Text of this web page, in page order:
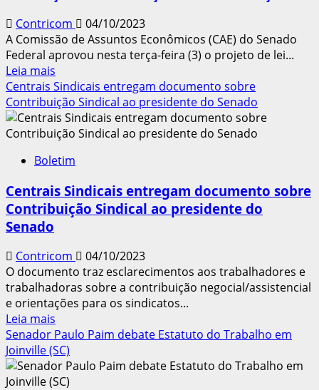
1,5%
acima
da
inflação,
mostra
Fipe
Contricom
04/10/2023
A Comissão de Assuntos Econômicos (CAE) do Senado
Federal aprovou nesta terça-feira (3) o projeto de lei...
Leia mais
mais
sobre
Comissão
aprova
que
cobrança
de
autorização
Centrais Sindicais entregam documento sobre
Contribuição Sindical ao presidente do Senado
Boletim
Centrais Sindicais entregam documento sobre
Contribuição Sindical ao presidente do
Senado
Contricom
04/10/2023
O documento traz esclarecimentos aos trabalhadores e
trabalhadoras sobre a contribuição negocial/assistencial
e orientações para os sindicatos...
Leia mais
mais
sobre
Centrais
Sindicais
Senador Paulo Paim debate Estatuto do Trabalho em
Joinville (SC)